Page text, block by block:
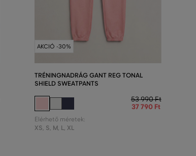
AKCIÓ -30%
TRÉNINGNADRÁG GANT REG TONAL
SHIELD SWEATPANTS
53 990 Ft
37 790 Ft
Elérhető méretek:
XS, S, M, L, XL